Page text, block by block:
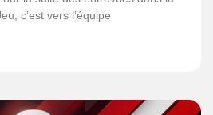
c’est vers l’équipe